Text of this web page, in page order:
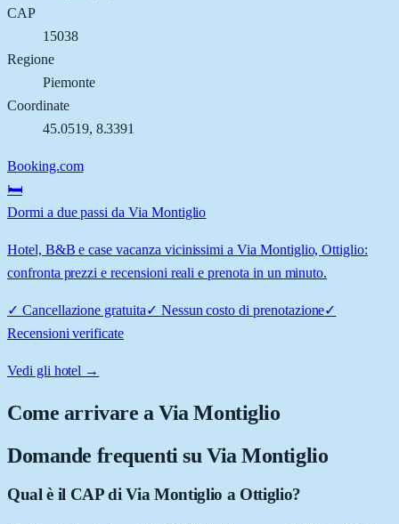
CAP
15038
Regione
Piemonte
Coordinate
45.0519, 8.3391
Booking.com
🛏️
Dormi a due passi da Via Montiglio
Hotel, B&B e case vacanza vicinissimi a Via Montiglio, Ottiglio:
confronta prezzi e recensioni reali e prenota in un minuto.
✓ Cancellazione gratuita✓ Nessun costo di prenotazione✓
Recensioni verificate
Vedi gli hotel →
Come arrivare aVia Montiglio
Domande frequenti su Via Montiglio
Qual è il CAP di Via Montiglio a Ottiglio?